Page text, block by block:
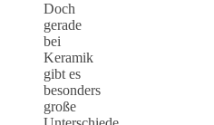
Doch
gerade
bei
Keramik
gibt es
besonders
große